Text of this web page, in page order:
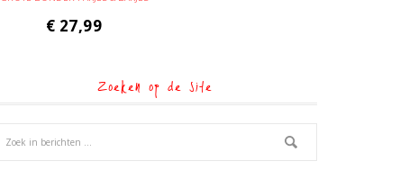
€ 27,99
Zoeken op de site